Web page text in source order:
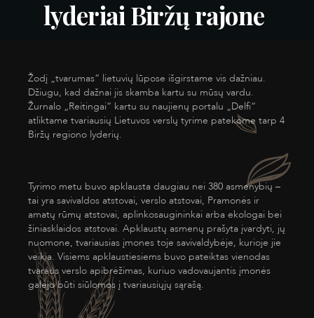
lyderiai Biržų rajone
Žodį „tvarumas“ lietuvių lūpose išgirstame vis dažniau.
Džiugu, kad dažnai jis skamba kartu su mūsų vardu.
Žurnalo „Reitingai“ kartu su naujienų portalu „Delfi“
atliktame tvariausių Lietuvos verslų tyrime patekome tarp 4
Biržų regiono lyderių.
Tyrimo metu buvo apklausta daugiau nei 380 asmenybių –
tai yra savivaldos atstovai, verslo atstovai, Pramonės ir
amatų rūmų atstovai, aplinkosaugininkai arba ekologai bei
žiniasklaidos atstovai. Apklaustų asmenų prašyta įvardyti, jų
nuomone, tvariausias įmones toje savivaldybėje, kurioje jie
veikia. Visiems apklaustiesiems buvo pateiktas vienodas
tvaraus verslo apibrėžimas, kuriuo vadovaujantis įmonės
galėjo būti siūlomos į tvariausiųjų sąrašą.